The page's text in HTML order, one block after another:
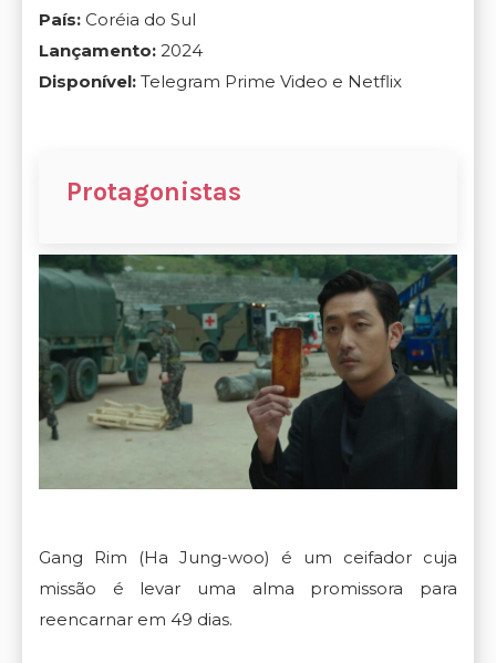
País: Coréia do Sul
Lançamento: 2024
Disponível: Telegram Prime Video e Netflix
Protagonistas
Gang Rim (Ha Jung-woo) é um ceifador cuja
missão é levar uma alma promissora para
reencarnar em 49 dias.